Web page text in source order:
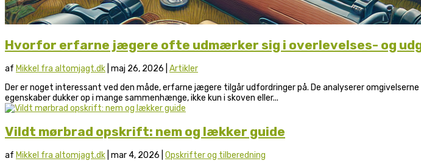
Hvorfor erfarne jægere ofte udmærker sig i overlevelses- og
af Mikkel fra altomjagt.dk maj 26, 2026 Artikler
Der er noget interessant ved den måde, erfarne jægere tilgår udfordringer på. De analyserer
egenskaber dukker op i mange sammenhænge, ikke kun i skoven eller...
Vildt mørbrad opskrift: nem og lækker guide
af Mikkel fra altomjagt.dk mar 4, 2026 Opskrifter og tilberedning